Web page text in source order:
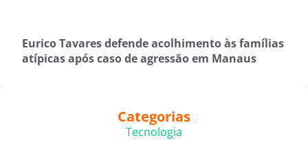
Eurico Tavares defende acolhimento às famílias
atípicas após caso de agressão em Manaus
Categorias
Tecnologia